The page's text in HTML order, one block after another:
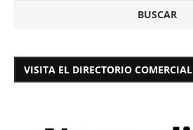
VISITA EL DIRECTORIO COMERCIAL